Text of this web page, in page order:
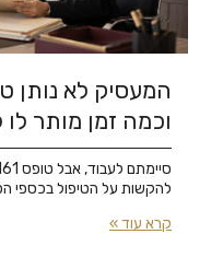
וכמה זמן מותר
להקשות על הטיפול בכספי
קרא עוד »